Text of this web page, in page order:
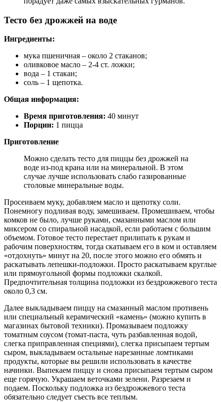
Тесто без дрожжей на воде
Ингредиенты:
мука пшеничная – около 2 стаканов;
оливковое масло – 2-4 ст. ложки;
вода – 1 стакан;
соль – 1 щепотка.
Общая информация:
Время приготовления: 40 минут
Порции: 1 пицца
Приготовление
Можно сделать тесто для пиццы без дрожжей на
воде из-под крана или на минеральной. В этом
случае лучше использовать слабо газированные
столовые минеральные воды.
Просеиваем муку, добавляем масло и щепотку соли.
Понемногу подливая воду, замешиваем. Промешиваем, чтобы
комков не было, лучше руками, смазанными маслом или
миксером со спиральной насадкой, если работаем с большим
объемом. Готовое тесто перестает прилипать к рукам и
рабочим поверхностям, тогда скатываем его в ком и оставляем
«отдохнуть» минут на 20, после этого можно его обмять и
раскатывать лепешки-подложки. Просто раскатываем круглые
или прямоугольной формы подложки скалкой.
Предпочтительная толщина подложки из бездрожжевого теста
около 0,3 см.
Далее выкладываем пиццу на смазанный маслом противень
или специальный керамический «камень» (можно купить в
магазинах бытовой техники). Промазываем подложку
томатным соусом (томат-паста, чуть разбавленная водой,
слегка приправленная специями), слегка присыпаем тертым
сыром, выкладываем остальные нарезанные ломтиками
продукты, которые вы решили использовать в качестве
начинки. Выпекаем пиццу и снова присыпаем тертым сыром
еще горячую. Украшаем веточками зелени. Разрезаем и
подаем. Поскольку подложка из бездрожжевого теста
обязательно следует съесть все теплым.